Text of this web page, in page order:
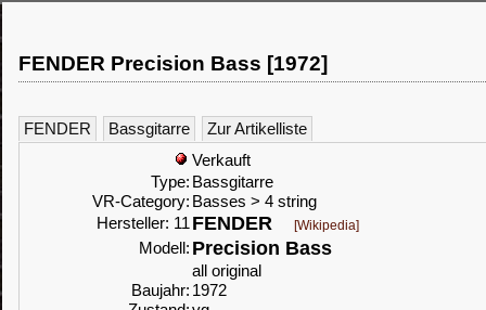
FENDER Precision Bass [1972]
FENDER Bassgitarre
Zur Artikelliste
Verkauft
Type: Bassgitarre
VR-Category: Basses > 4 string
Hersteller: 11 FENDER [Wikipedia]
Modell: Precision Bass
all original
Baujahr: 1972